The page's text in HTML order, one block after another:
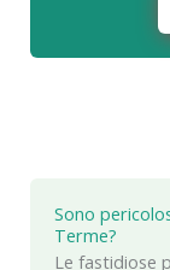
Sono
Terme?
Le fastidiose